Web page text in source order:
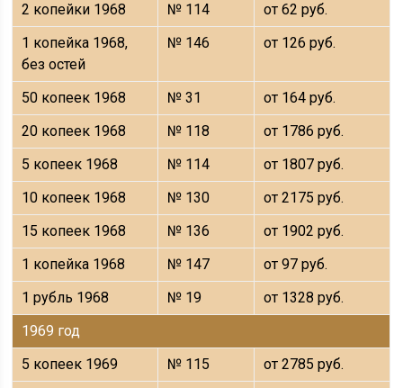
2 копейки 1968
№ 114
от 62 руб.
1 копейка 1968,
без остей
№ 146 от 126 руб.
50 копеек 1968 № 31
от 164 руб.
20 копеек 1968
№ 118
от 1786 руб.
5 копеек 1968
№ 114
от 1807 руб.
10 копеек 1968
№ 130
от 2175 руб.
15 копеек 1968
№ 136
от 1902 руб.
1 копейка 1968
№ 147
от 97 руб.
1 рубль 1968
№ 19
от 1328 руб.
1969 год
5 копеек 1969
№ 115
от 2785 руб.